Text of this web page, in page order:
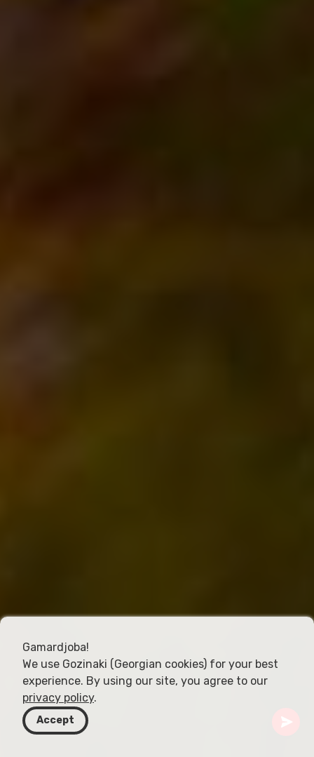
Gamardjoba!
We use Gozinaki (Georgian cookies) for your best
experience. By using our site, you agree to our
privacy policy.
Accept